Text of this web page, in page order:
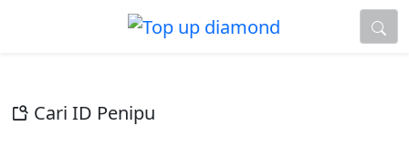
Cari ID Penipu